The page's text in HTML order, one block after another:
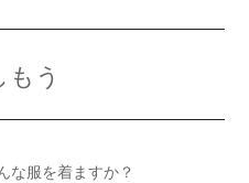
う
な服を着ますか？